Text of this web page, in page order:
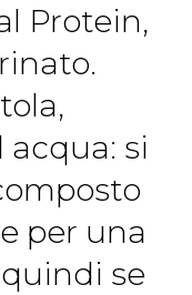
Protein,
si
per una
se